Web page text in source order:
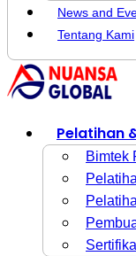
News and
Tentang Kami
Pelatihan
Bimtek